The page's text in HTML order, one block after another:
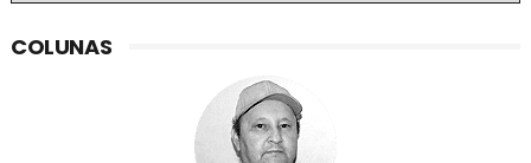
COLUNAS